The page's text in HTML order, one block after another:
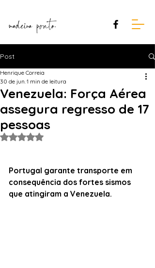
Post
Venezuela: Força Aérea
assegura regresso de 17
pessoas
Henrique Correia
30 de jun.1 min de leitura
Avaliado com NaN de 5 estrelas.
Portugal garante transporte em
consequência dos fortes sismos
que atingiram a Venezuela.